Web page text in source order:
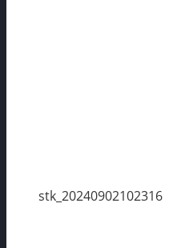
stk_20240902102316